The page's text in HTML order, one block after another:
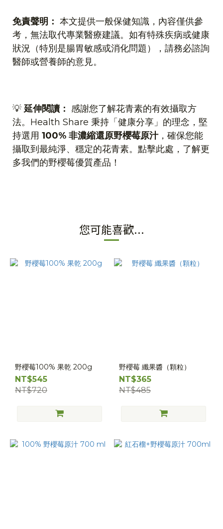
免責聲明： 本文提供一般保健知識，內容僅供參
考，無法取代專業醫療建議。如有特殊疾病或健康
狀況（特別是腸胃敏感或消化問題），請務必諮詢
醫師或營養師的意見。
💡 延伸閱讀： 感謝您了解花青素的有效攝取方
法。 Health Share 秉持「健康分享」的理念，堅
持選用 100% 非濃縮還原野櫻莓原汁，確保您能
攝取到最純淨、穩定的花青素。 點擊此處，了解更
多我們的野櫻莓優質產品！
您可能喜歡...
野櫻莓100% 果乾 200g
NT$545
NT$720
野櫻莓 纖果醬（顆粒）
NT$365
NT$485